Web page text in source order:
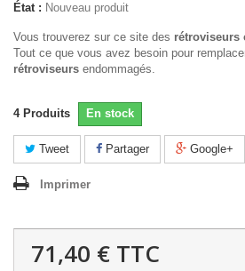
État : Nouveau produit
Vous trouverez sur ce site des rétroviseurs
Tout ce que vous avez besoin pour
rétroviseurs endommagés.
4 Produits En stock
Tweet Partager Google+
Imprimer
71,40 € TTC